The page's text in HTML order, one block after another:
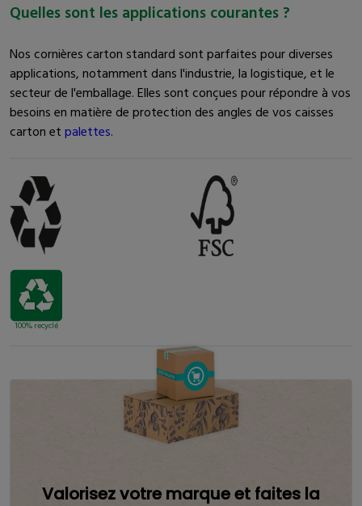
Quelles sont les applications courantes ?
Nos cornières carton standard sont parfaites pour diverses
applications, notamment dans l'industrie, la logistique, et le
secteur de l'emballage. Elles sont conçues pour répondre à vos
besoins en matière de protection des angles de vos caisses
carton etpalettes.
100% recyclé
Valorisez votre marque et faites la